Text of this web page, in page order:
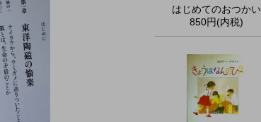
はじめてのおつかい
850円(内税)